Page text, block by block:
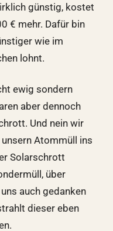
günstig, kostet
€ mehr. Dafür bin
wie im
lohnt.
ewig sondern
aber dennoch
Und nein wir
Atommüll ins
Solarschrott
über
auch gedanken
dieser eben